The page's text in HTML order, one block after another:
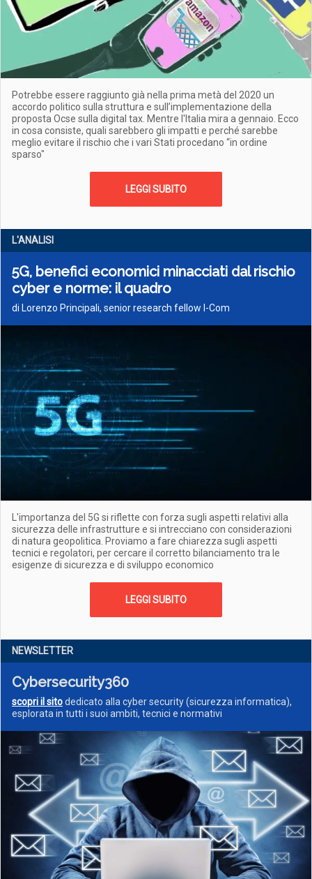
Potrebbe essere raggiunto già nella prima metà del 2020 un
accordo politico sulla struttura e sull’implementazione della
proposta Ocse sulla digital tax. Mentre l'Italia mira a gennaio. Ecco
in cosa consiste, quali sarebbero gli impatti e perché sarebbe
meglio evitare il rischio che i vari Stati procedano “in ordine
sparso"
LEGGI SUBITO
L'ANALISI
5G, benefici economici minacciati dal rischio
cyber e norme: il quadro
di Lorenzo Principali, senior research fellow I-Com
L'importanza del 5G si riflette con forza sugli aspetti relativi alla
sicurezza delle infrastrutture e si intrecciano con considerazioni
di natura geopolitica. Proviamo a fare chiarezza sugli aspetti
tecnici e regolatori, per cercare il corretto bilanciamento tra le
esigenze di sicurezza e di sviluppo economico
LEGGI SUBITO
NEWSLETTER
Cybersecurity360
scopri il sitodedicato alla cyber security (sicurezza informatica),
esplorata in tutti i suoi ambiti, tecnici e normativi